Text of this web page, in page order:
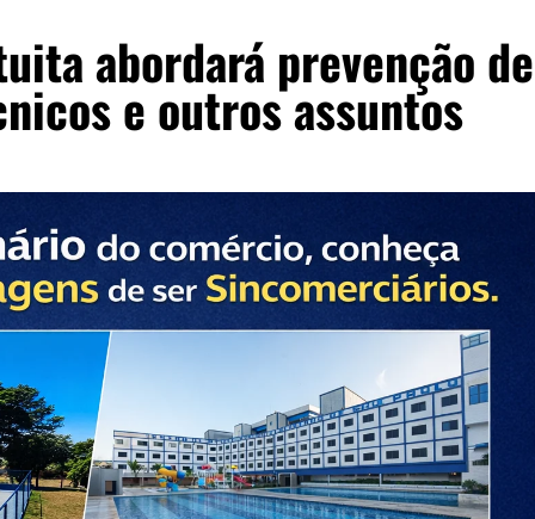
abordará prevenção de
e outros assuntos